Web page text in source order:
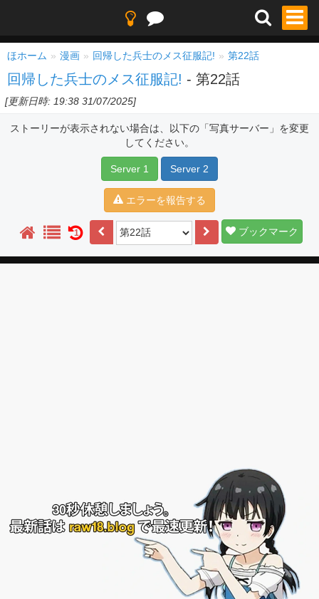
ほホーム 漫画 回帰した兵士のメス征服記! 第22話
回帰した兵士のメス征服記! - 第22話
[更新日時: 19:38 31/07/2025]
ストーリーが表示されない場合は、以下の「写真サーバー」を変更
してください。
Server 1 Server 2
エラーを報告する
1 ブックマーク